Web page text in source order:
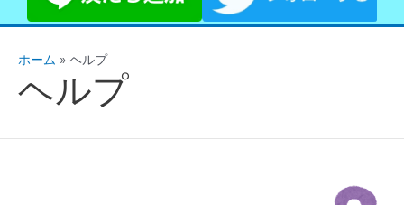
ホーム » ヘルプ
ヘルプ